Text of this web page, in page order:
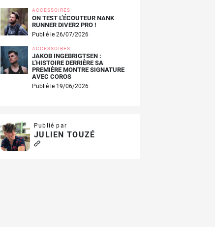
ACCESSOIRES
ON TEST L’ÉCOUTEUR NANK
RUNNER DIVER2 PRO !
Publié le 26/07/2026
ACCESSOIRES
JAKOB INGEBRIGTSEN :
L’HISTOIRE DERRIÈRE SA
PREMIÈRE MONTRE SIGNATURE
AVEC COROS
Publié le 19/06/2026
Publié par
JULIEN TOUZÉ